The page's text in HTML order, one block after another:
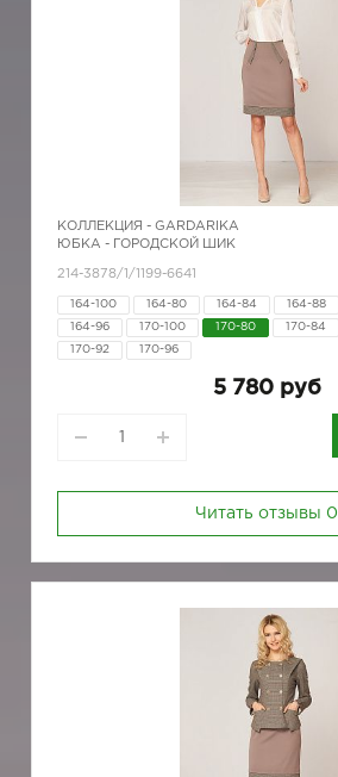
КОЛЛЕКЦИЯ - GARDARIKA
ЮБКА - ГОРОДСКОЙ ШИК
214-3878/1/1199-6641
164-100 164-80 164-84 164-88
164-96 170-100 170-80 170-84
170-92 170-96
5 780 руб
Читать отзывы 0